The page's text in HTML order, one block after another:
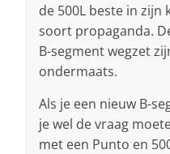
de 500L beste in zijn
soort propaganda.
B-segment wegzet
ondermaats.
Als je een nieuw B-
je wel de vraag
met een Punto en